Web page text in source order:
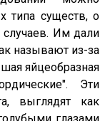
типа существ, о
случаев. Им дали
называют из-за
яйцеобразная
Эти
выглядят как